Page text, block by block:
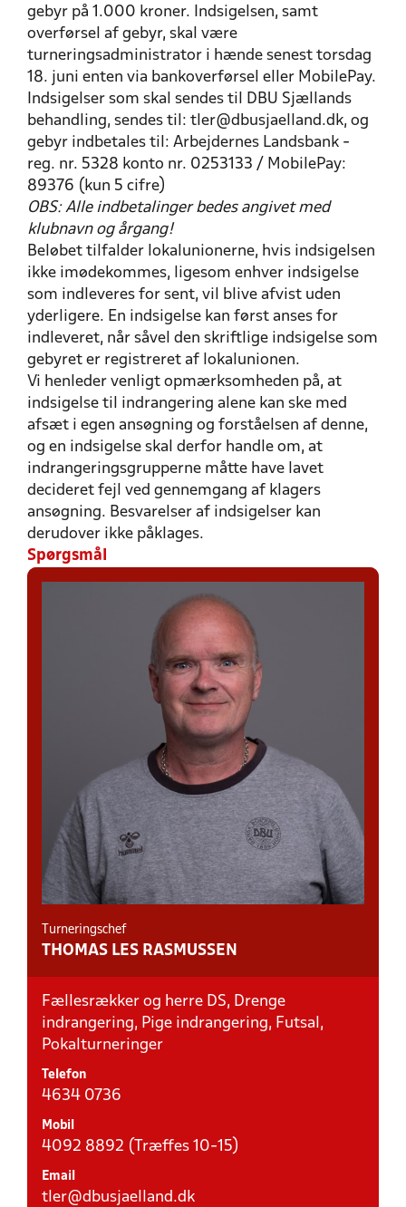
gebyr på 1.000 kroner. Indsigelsen, samt
overførsel af gebyr, skal være
turneringsadministrator i hænde senest torsdag
18. juni enten via bankoverførsel eller MobilePay.
Indsigelser som skal sendes til DBU Sjællands
behandling, sendes til: tler@dbusjaelland.dk, og
gebyr indbetales til: Arbejdernes Landsbank -
reg. nr. 5328 konto nr. 0253133 / MobilePay:
89376 (kun 5 cifre)
OBS: Alle indbetalinger bedes angivet med
klubnavn og årgang!
Beløbet tilfalder lokalunionerne, hvis indsigelsen
ikke imødekommes, ligesom enhver indsigelse
som indleveres for sent, vil blive afvist uden
yderligere. En indsigelse kan først anses for
indleveret, når såvel den skriftlige indsigelse som
gebyret er registreret af lokalunionen.
Vi henleder venligt opmærksomheden på, at
indsigelse til indrangering alene kan ske med
afsæt i egen ansøgning og forståelsen af denne,
og en indsigelse skal derfor handle om, at
indrangeringsgrupperne måtte have lavet
decideret fejl ved gennemgang af klagers
ansøgning. Besvarelser af indsigelser kan
derudover ikke påklages.
Spørgsmål
Turneringschef
THOMAS LES RASMUSSEN
Fællesrækker og herre DS, Drenge
indrangering, Pige indrangering, Futsal,
Pokalturneringer
Telefon
4634 0736
Mobil
4092 8892 (Træffes 10-15)
Email
tler@dbusjaelland.dk